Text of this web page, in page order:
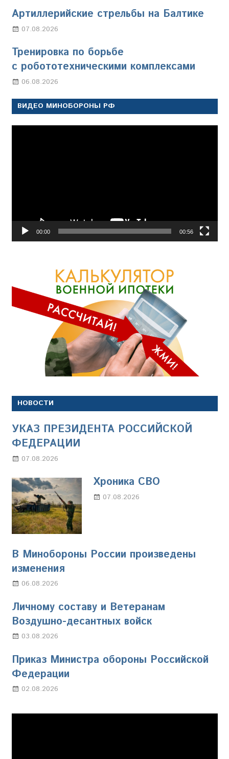
Артиллерийские стрельбы на Балтике
07.08.2026
Тренировка по борьбе
с робототехническими комплексами
06.08.2026
ВИДЕО МИНОБОРОНЫ РФ
00:00 00:56
НОВОСТИ
УКАЗ ПРЕЗИДЕНТА РОССИЙСКОЙ
ФЕДЕРАЦИИ
07.08.2026
Хроника СВО
07.08.2026
В Минобороны России произведены
изменения
06.08.2026
Личному составу и Ветеранам
Воздушно-десантных войск
03.08.2026
Приказ Министра обороны Российской
Федерации
02.08.2026